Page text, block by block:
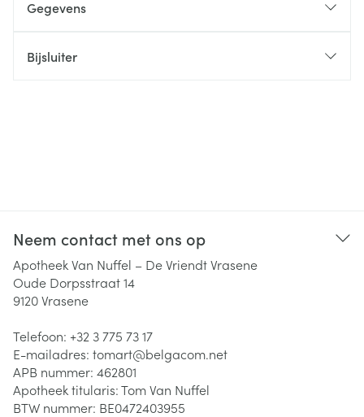
Gegevens
Bijsluiter
Neem contact met ons op
Apotheek Van Nuffel – De Vriendt Vrasene
Oude Dorpsstraat 14
9120Vrasene
Telefoon: +32 3 775 73 17
E-mailadres: tomart@belgacom.net
APB nummer: 462801
Apotheek titularis:Tom Van Nuffel
BTW nummer: BE0472403955